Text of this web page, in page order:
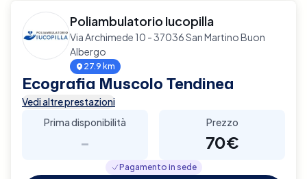
Poliambulatorio Iucopilla
Via Archimede 10 - 37036 San Martino Buon
Albergo
27.9 km
Ecografia Muscolo Tendinea
Vedi altre prestazioni
Prima disponibilità
-
Prezzo
70€
Pagamento in sede